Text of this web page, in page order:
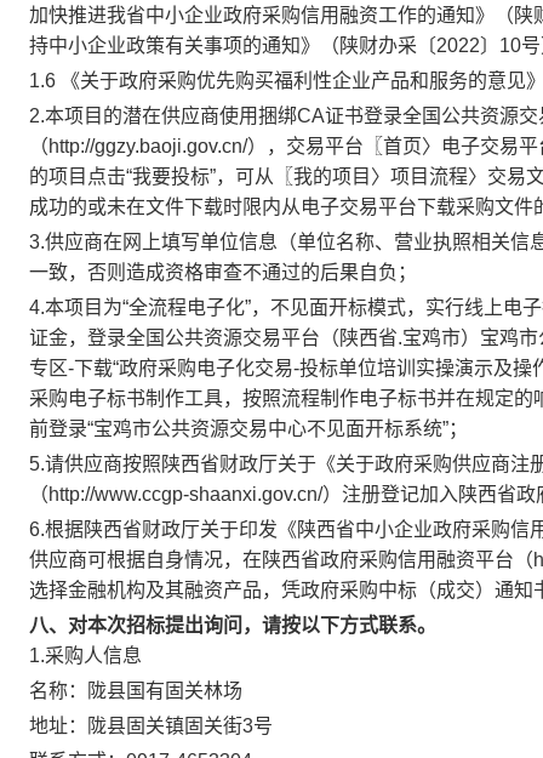
加快推进我省中小企业政府采购信用融资工作的通知》（
持中小企业政策有关事项的通知》（陕财办采〔2022〕10
1.6 《关于政府采购优先购买福利性企业产品和服务的意见
2.本项目的潜在供应商使用捆绑CA证书登录全国公共资源
（http://ggzy.baoji.gov.cn/），交易平台〖首页〉电子交易
的项目点击“我要投标”，可从〖我的项目〉项目流程〉交
成功的或未在文件下载时限内从电子交易平台下载采购文
3.供应商在网上填写单位信息（单位名称、营业执照相关
一致，否则造成资格审查不通过的后果自负；
4.本项目为“全流程电子化”，不见面开标模式，实行线上电
证金，登录全国公共资源交易平台（陕西省.宝鸡市）宝鸡
专区-下载“政府采购电子化交易-投标单位培训实操演示及操
采购电子标书制作工具，按照流程制作电子标书并在规定
前登录“宝鸡市公共资源交易中心不见面开标系统”；
5.请供应商按照陕西省财政厅关于《关于政府采购供应商
（http://www.ccgp-shaanxi.gov.cn/）注册登记加入陕西省
6.根据陕西省财政厅关于印发《陕西省中小企业政府采购
供应商可根据自身情况，在陕西省政府采购信用融资平台
选择金融机构及其融资产品，凭政府采购中标（成交）通
八、对本次招标提出询问，请按以下方式联系。
1.采购人信息
名称：
陇县国有固关林场
地址：
陇县固关镇固关街3号